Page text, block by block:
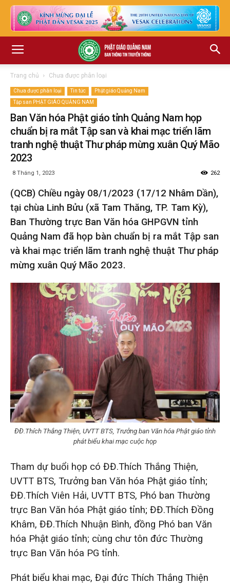
Trang chủ Chưa được phân loại
Chưa được phân loại Tin tức
Phật giáo Quảng Nam
Tập san PHẬT GIÁO QUẢNG NAM
Ban Văn hóa Phật giáo tỉnh Quảng Nam họp
chuẩn bị ra mắt Tập san và khai mạc triển lãm
tranh nghệ thuật Thư pháp mừng xuân Quý Mão
2023
8 Tháng 1, 2023 262
(QCB) Chiều ngày 08/1/2023 (17/12 Nhâm Dần),
tại chùa Linh Bửu (xã Tam Thăng, TP. Tam Kỳ),
Ban Thường trực Ban Văn hóa GHPGVN tỉnh
Quảng Nam đã họp bàn chuẩn bị ra mắt Tập san
và khai mạc triển lãm tranh nghệ thuật Thư pháp
mừng xuân Quý Mão 2023.
ĐĐ.Thích Thắng Thiện, UVTT BTS, Trưởng ban Văn hóa Phật giáo tỉnh
phát biểu khai mạc cuộc họp
Tham dự buổi họp có ĐĐ.Thích Thắng Thiện,
UVTT BTS, Trưởng ban Văn hóa Phật giáo tỉnh;
ĐĐ.Thích Viên Hải, UVTT BTS, Phó ban Thường
trực Ban Văn hóa Phật giáo tỉnh; ĐĐ.Thích Đồng
Khâm, ĐĐ.Thích Nhuận Bình, đồng Phó ban Văn
hóa Phật giáo tỉnh; cùng chư tôn đức Thường
trực Ban Văn hóa PG tỉnh.
Phát biểu khai mạc, Đại đức Thích Thắng Thiện